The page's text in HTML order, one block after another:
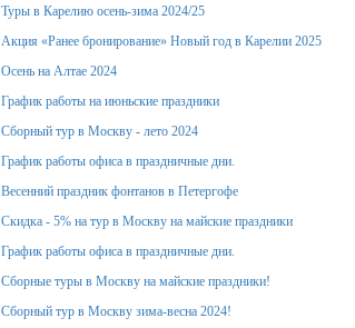
Туры в Карелию осень-зима 2024/25
Акция «Ранее бронирование» Новый год в Карелии 2025
Осень на Алтае 2024
График работы на июньские праздники
Сборный тур в Москву - лето 2024
График работы офиса в праздничные дни.
Весенний праздник фонтанов в Петергофе
Скидка - 5% на тур в Москву на майские праздники
График работы офиса в праздничные дни.
Сборные туры в Москву на майские праздники!
Сборный тур в Москву зима-весна 2024!